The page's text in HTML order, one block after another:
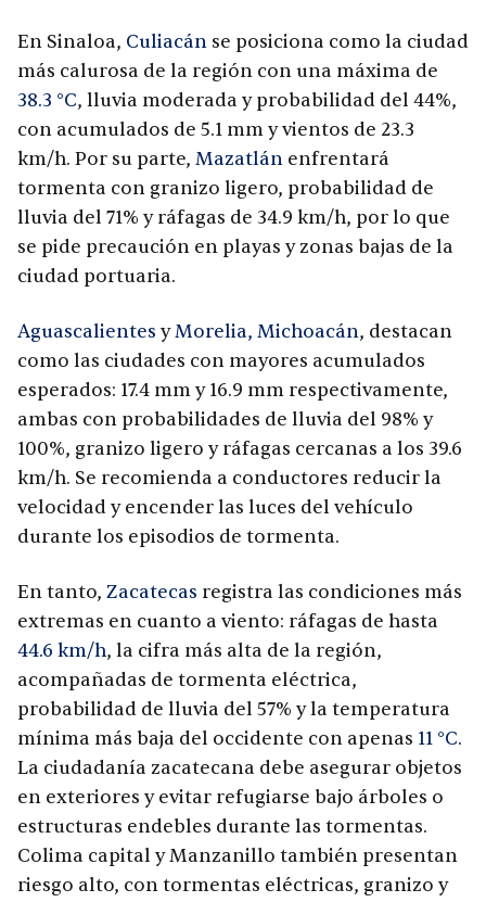
En Sinaloa, Culiacánse posiciona como la ciudad
más calurosa de la región con una máxima de
38.3 °C, lluvia moderada y probabilidad del 44%,
con acumulados de 5.1 mm y vientos de 23.3
km/h. Por su parte, Mazatlán enfrentará
tormenta con granizo ligero, probabilidad de
lluvia del 71% y ráfagas de 34.9 km/h, por lo que
se pide precaución en playas y zonas bajas de la
ciudad portuaria.
Aguascalientes yMorelia, Michoacán, destacan
como las ciudades con mayores acumulados
esperados: 17.4 mm y 16.9 mm respectivamente,
ambas con probabilidades de lluvia del 98% y
100%, granizo ligero y ráfagas cercanas a los 39.6
km/h. Se recomienda a conductores reducir la
velocidad y encender las luces del vehículo
durante los episodios de tormenta.
En tanto, Zacatecas registra las condiciones más
extremas en cuanto a viento: ráfagas de hasta
44.6 km/h, la cifra más alta de la región,
acompañadas de tormenta eléctrica,
probabilidad de lluvia del 57% y la temperatura
mínima más baja del occidente con apenas 11 °C.
La ciudadanía zacatecana debe asegurar objetos
en exteriores y evitar refugiarse bajo árboles o
estructuras endebles durante las tormentas.
Colima capital y Manzanillo también presentan
riesgo alto, con tormentas eléctricas, granizo y